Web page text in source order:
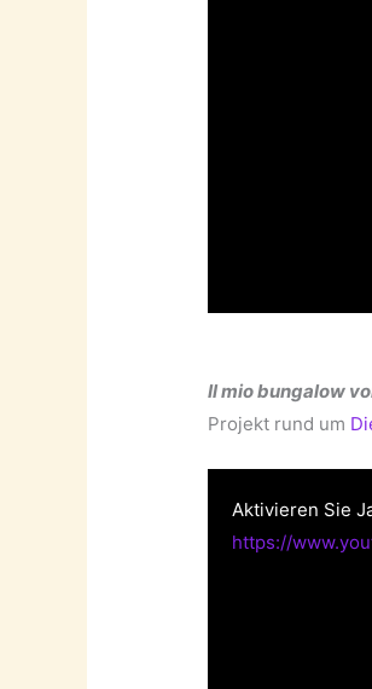
Il mio bungalow
Projekt rund um
Aktivieren Sie
https://